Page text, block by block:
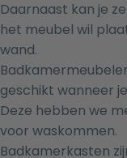
Daarnaast kan je
het meubel wil
wand.
geschikt wanneer
Deze hebben we
voor waskommen.
Badkamerkasten